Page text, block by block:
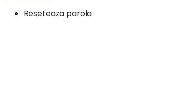
Reseteaza parola